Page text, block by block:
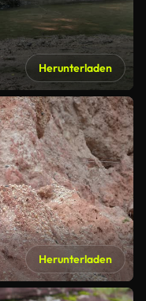
Herunterladen
Herunterladen